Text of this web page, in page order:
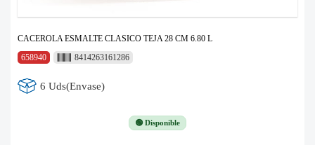
CACEROLA ESMALTE CLASICO TEJA 28 CM 6.80 L
658940
8414263161286
6 Uds(Envase)
🟢 Disponible